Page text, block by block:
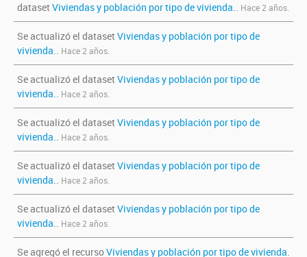
dataset Viviendas y población por tipo de vivienda.. Hace 2 años.
Se actualizó el dataset Viviendas y población por tipo de
vivienda.. Hace 2 años.
Se actualizó el dataset Viviendas y población por tipo de
vivienda.. Hace 2 años.
Se actualizó el dataset Viviendas y población por tipo de
vivienda.. Hace 2 años.
Se actualizó el dataset Viviendas y población por tipo de
vivienda.. Hace 2 años.
Se actualizó el dataset Viviendas y población por tipo de
vivienda.. Hace 2 años.
Se agregó el recursoViviendas y población por tipo de vivienda.